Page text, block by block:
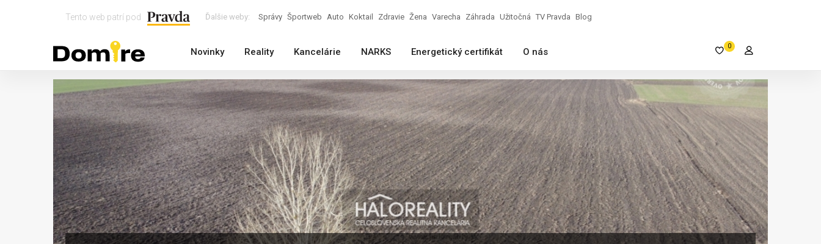
Tento web patrí pod Ďalšie weby: Správy Športweb Auto Koktail Zdravie Žena Varecha Záhrada Užitočná TV Pravda Blog
Novinky Reality Kancelárie NARKS Energetický certifikát O nás
0